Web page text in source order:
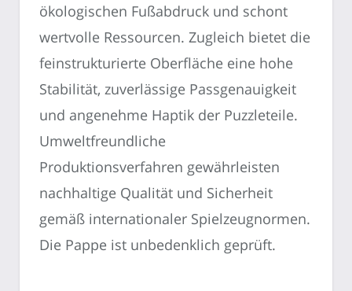
ökologischen Fußabdruck und schont
wertvolle Ressourcen. Zugleich bietet die
feinstrukturierte Oberfläche eine hohe
Stabilität, zuverlässige Passgenauigkeit
und angenehme Haptik der Puzzleteile.
Umweltfreundliche
Produktionsverfahren gewährleisten
nachhaltige Qualität und Sicherheit
gemäß internationaler Spielzeugnormen.
Die Pappe ist unbedenklich geprüft.